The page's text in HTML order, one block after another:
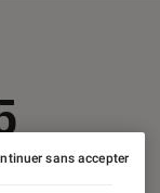
sans accepter